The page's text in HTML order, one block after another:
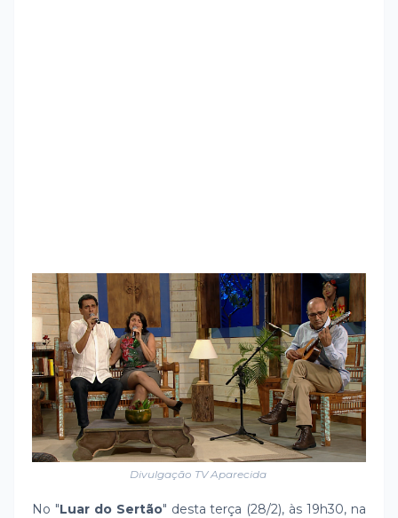
Divulgação TV Aparecida
No "Luar do Sertão" desta terça (28/2), às 19h30, na